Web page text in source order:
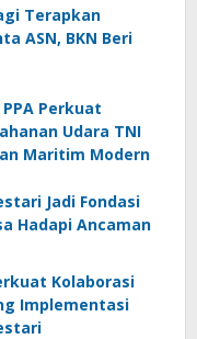
Terapkan
ASN, BKN Beri
Perkuat
Udara TNI
Maritim Modern
Jadi Fondasi
Hadapi Ancaman
Kolaborasi
Implementasi